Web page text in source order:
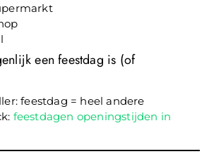
een feestdag is (of
feestdag = heel andere
feestdagen openingstijden in